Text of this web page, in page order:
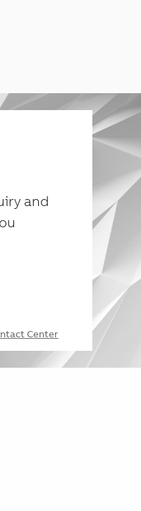
and
Center